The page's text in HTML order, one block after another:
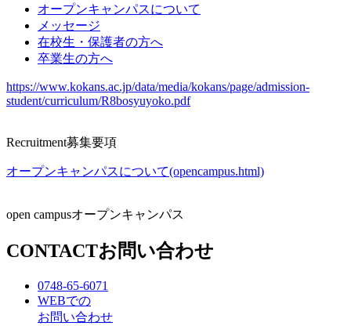
オープンキャンパスについて
メッセージ
在校生・保護者の方へ
卒業生の方へ
https://www.kokans.ac.jp/data/media/kokans/page/admission-
student/curriculum/R8bosyuyoko.pdf
Recruitment募集要項
オープンキャンパスについて(opencampus.html)
open campusオープンキャンパス
CONTACTお問い合わせ
0748-65-6071
WEBでの
お問い合わせ